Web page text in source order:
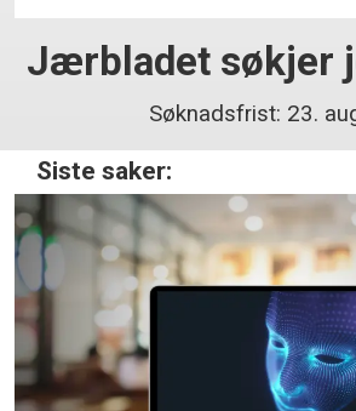
Jærbladet søkjer
Søknadsfrist: 23.
Siste saker: